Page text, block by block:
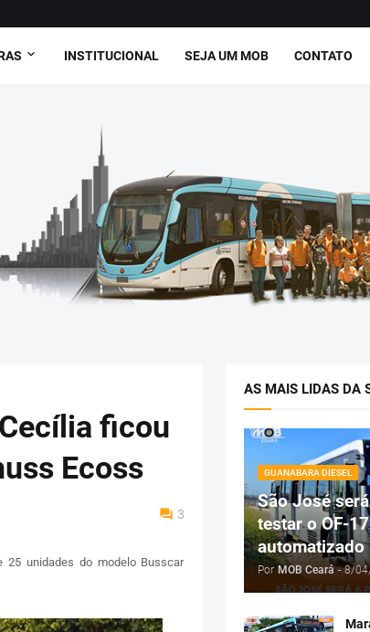
INSTITUCIONAL SEJA UM MOB CONTATO
ficou
Ecoss
3
25 unidades do modelo Busscar
AS MAIS LIDAS DA
GUANABARA DIESEL
São José
testar o OF-
automatizado
Por MOB Ceará - 8/